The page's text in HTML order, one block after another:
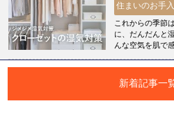
住まいのお手
これからの季節
に、だんだんと
んな空気を肌で
新着記事一